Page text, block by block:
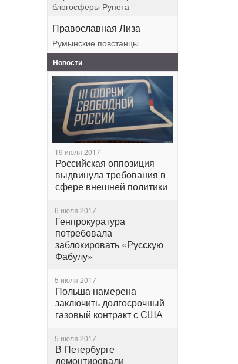
блогосферы Рунета
Православная Лиза
Румынские повстанцы
Новости
19 июля 2017
Российская оппозиция
выдвинула требования в
сфере внешней политики
6 июля 2017
Генпрокуратура
потребовала
заблокировать «Русскую
Фабулу»
5 июля 2017
Польша намерена
заключить долгосрочный
газовый контракт с США
5 июля 2017
В Петербурге
демонтировали